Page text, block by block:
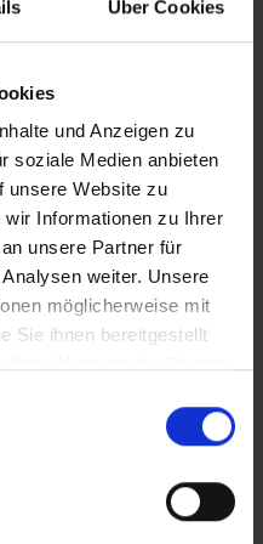
Über Cookies
und Anzeigen zu
soziale Medien anbieten
unsere Website zu
Informationen zu Ihrer
unsere Partner für
weiter. Unsere
möglicherweise mit
Sie ihnen bereitgestellt
Deutschland, in Gedanken im Krieg